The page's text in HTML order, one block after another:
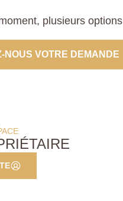
plusieurs
NOUS VOTRE DEMANDE